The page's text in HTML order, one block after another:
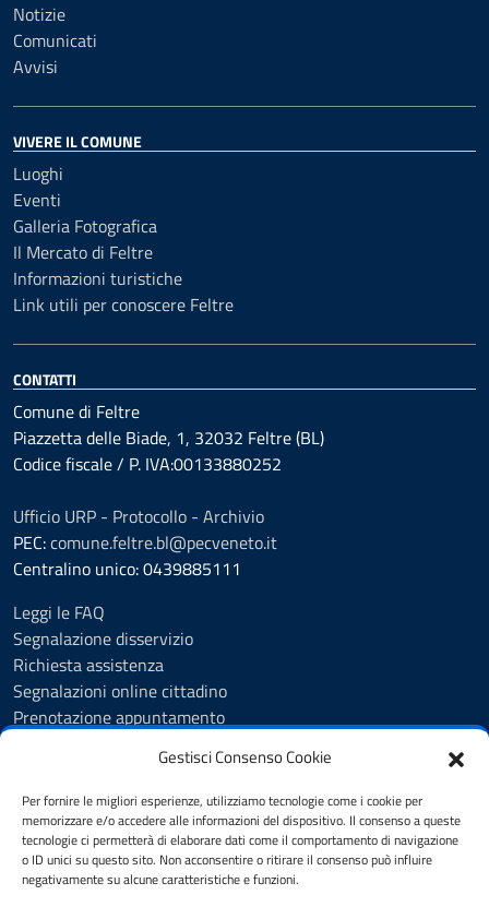
Gestisci Consenso Cookie
Per fornire le migliori esperienze, utilizziamo tecnologie come i cookie per
memorizzare e/o accedere alle informazioni del dispositivo. Il consenso a queste
tecnologie ci permetterà di elaborare dati come il comportamento di navigazione
o ID unici su questo sito. Non acconsentire o ritirare il consenso può influire
negativamente su alcune caratteristiche e funzioni.
Notizie
Comunicati
Avvisi
VIVERE IL COMUNE
Luoghi
Eventi
Galleria Fotografica
Il Mercato di Feltre
Informazioni turistiche
Link utili per conoscere Feltre
CONTATTI
Comune di Feltre
Piazzetta delle Biade, 1, 32032 Feltre (BL)
Codice fiscale / P. IVA:00133880252
Ufficio URP - Protocollo - Archivio
PEC:comune.feltre.bl@pecveneto.it
Centralino unico: 0439885111
Leggi le FAQ
Segnalazione disservizio
Richiesta assistenza
Segnalazioni online cittadino
Prenotazione appuntamento
Amministrazione trasparente
Informativa privacy
Cookie Policy (UE)
Dichiarazione di accessibilità